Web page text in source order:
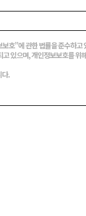
호”에 관한 법률을 준수하고
있으며, 개인정보보호를 위
다.
명 , 부서 , 직책 , 회사전화번